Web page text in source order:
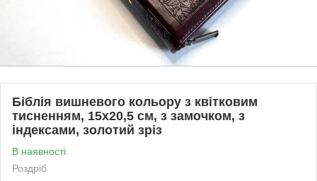
Біблія вишневого кольору з квітковим
тисненням, 15х20,5 см, з замочком, з
індексами, золотий зріз
В наявності
Роздріб